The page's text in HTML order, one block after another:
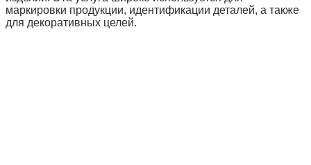
маркировки продукции, идентификации деталей, а также
для декоративных целей.